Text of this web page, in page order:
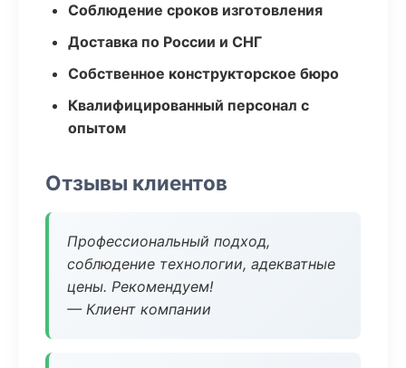
Соблюдение сроков изготовления
Доставка по России и СНГ
Собственное конструкторское бюро
Квалифицированный персонал с
опытом
Отзывы клиентов
Профессиональный подход,
соблюдение технологии, адекватные
цены. Рекомендуем!
— Клиент компании